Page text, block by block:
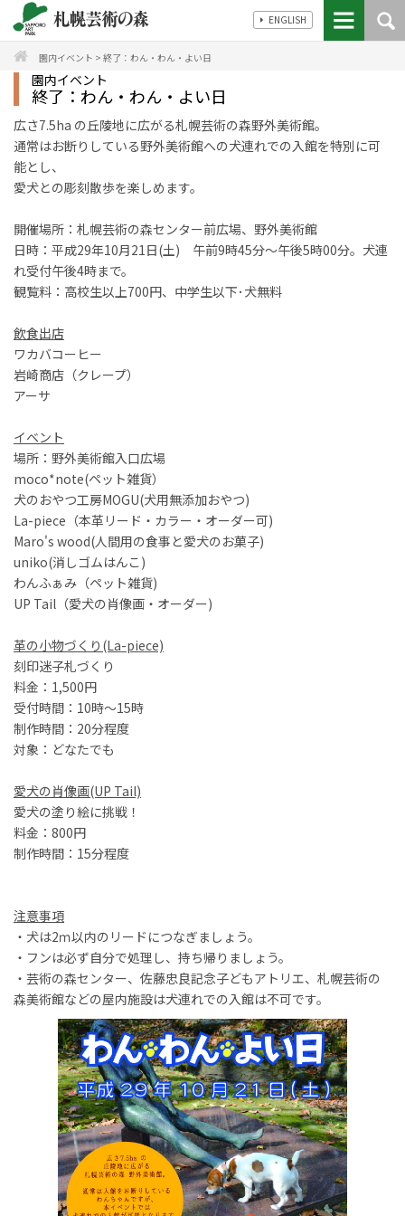
ENGLISH
園内イベント > 終了：わん・わん・よい日
園内イベント
終了：わん・わん・よい日
広さ7.5ha の丘陵地に広がる札幌芸術の森野外美術館。
通常はお断りしている野外美術館への犬連れでの入館を特別に可
能とし、
愛犬との彫刻散歩を楽しめます。
開催場所：札幌芸術の森センター前広場、野外美術館
日時：平成29年10月21日(土) 午前9時45分〜午後5時00分。犬連
れ受付午後4時まで。
観覧料：高校生以上700円、中学生以下･犬無料
飲食出店
ワカバコーヒー
岩崎商店（クレープ）
アーサ
イベント
場所：野外美術館入口広場
moco*note(ペット雑貨）
犬のおやつ工房MOGU(犬用無添加おやつ)
La-piece（本革リード・カラー・オーダー可)
Maro's wood(人間用の食事と愛犬のお菓子)
uniko(消しゴムはんこ)
わんふぁみ（ペット雑貨)
UP Tail（愛犬の肖像画・オーダー)
革の小物づくり(La-piece)
刻印迷子札づくり
料金：1,500円
受付時間：10時～15時
制作時間：20分程度
対象：どなたでも
愛犬の肖像画(UP Tail)
愛犬の塗り絵に挑戦！
料金：800円
制作時間：15分程度
注意事項
・犬は2ｍ以内のリードにつなぎましょう。
・フンは必ず自分で処理し、持ち帰りましょう。
・芸術の森センター、佐藤忠良記念子どもアトリエ、札幌芸術の
森美術館などの屋内施設は犬連れでの入館は不可です。